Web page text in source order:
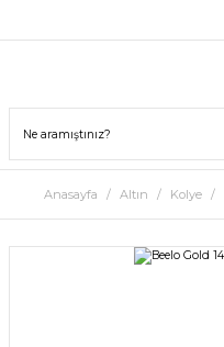
Anasayfa Altın Kolye